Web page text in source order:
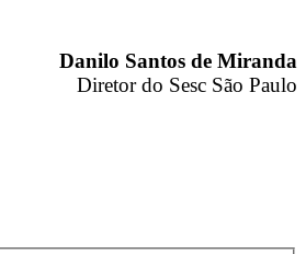
Danilo Santos de Miranda
Diretor do Sesc São Paulo